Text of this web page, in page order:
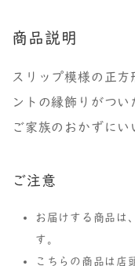
商品説明
スリップ模様の正
ントの縁飾りがつ
ご家族のおかずにい
ご注意
お届けする商品は
す。
こちらの商品は店